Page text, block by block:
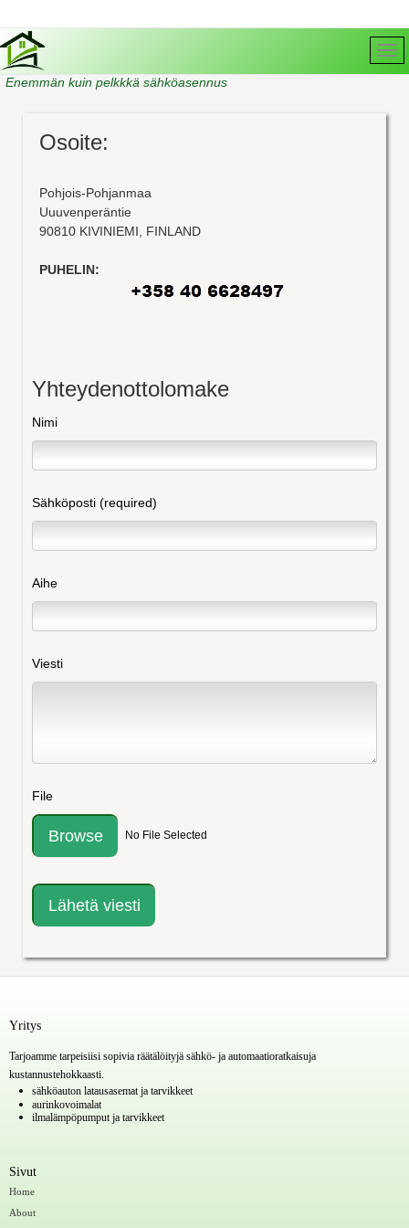
Enemmän kuin pelkkkä sähköasennus
Osoite:
Pohjois-Pohjanmaa
Uuuvenperäntie
90810 KIVINIEMI
FINLAND
PUHELIN:
Yhteydenottolomake
Nimi
Sähköposti (required)
Aihe
Viesti
File
Browse No File Selected
Yritys
Tarjoamme tarpeisiisi sopivia räätälöityjä sähkö- ja automaatioratkaisuja
kustannustehokkaasti.
sähköauton latausasemat ja tarvikkeet
aurinkovoimalat
ilmalämpöpumput ja tarvikkeet
Sivut
Home
About